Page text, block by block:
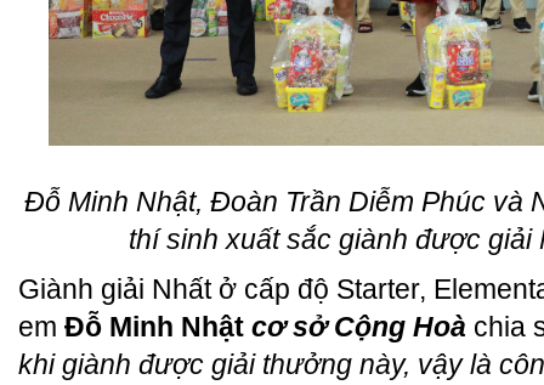
Đỗ Minh Nhật, Đoàn Trần Diễm Phúc và
thí sinh xuất sắc giành được giải
Giành giải Nhất ở cấp độ Starter,
em Đỗ Minh Nhật cơ sở Cộng Hoà chia
khi giành được giải thưởng này, vậy là